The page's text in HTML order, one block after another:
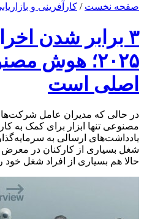
صفحه نخست / کارآفرینی و
۳ برابر شدن
۲۰۲۵؛ هوش
اصلی است
در حالی که مدیران عامل
مصنوعی تنها ابزار برای کمک به
یادداشت‌های ارسالی به
شغل بسیاری از کارکنان در
حالا هم بسیاری از افراد شغل خود